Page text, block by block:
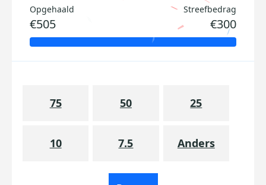
Opgehaald
€505
Streefbedrag
€300
75 50 25
10 7.5 Anders